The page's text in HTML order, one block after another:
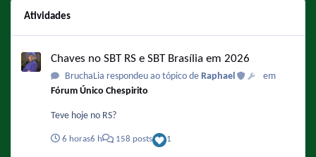
Atividades
Chaves no SBT RS e SBT Brasília em 2026
BruchaLia respondeu ao tópico de Raphael
em
Fórum Único Chespirito
Teve hoje no RS?
6 horas6 h 158 posts 1